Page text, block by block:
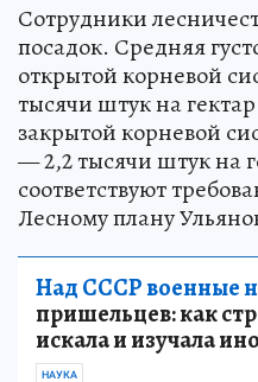
Сотрудники
посадок. Средняя
открытой корневой
тысячи штук на
закрытой корневой
— 2,2 тысячи штук на
соответствуют
Лесному плану
Над СССР военные
пришельцев: как
искала и изучала
НАУКА